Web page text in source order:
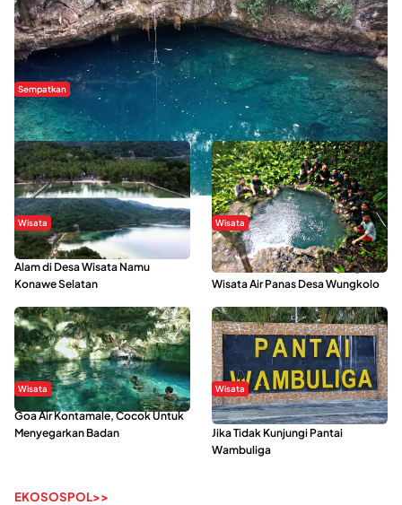
Sempatkan
Danau Rebi-Rebi, Pesona Alam Tersembunyi di Morowali
Wisata
Menikmati Suasana Keindahan
Alam di Desa Wisata Namu
Konawe Selatan
Wisata
Sering Menjadi Tempat Refreshing
Mahasiswa KKN, Yuk Kunjungi
Wisata Air Panas Desa Wungkolo
Wisata
Goa Air Kontamale, Cocok Untuk
Menyegarkan Badan
Wisata
Berkunjung Ke Wakatobi, Nyesal
Jika Tidak Kunjungi Pantai
Wambuliga
EKOSOSPOL>>